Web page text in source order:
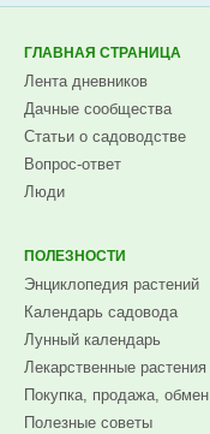
ГЛАВНАЯ СТРАНИЦА
Лента дневников
Дачные сообщества
Статьи о садоводстве
Вопрос-ответ
Люди
ПОЛЕЗНОСТИ
Энциклопедия растений
Календарь садовода
Лунный календарь
Лекарственные растения
Покупка, продажа, обмен
Полезные советы